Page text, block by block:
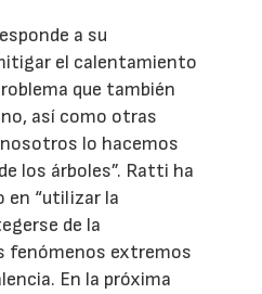
a su
el calentamiento
que también
así como otras
lo hacemos
los árboles”. Ratti ha
en “utilizar la
de la
fenómenos extremos
En la próxima